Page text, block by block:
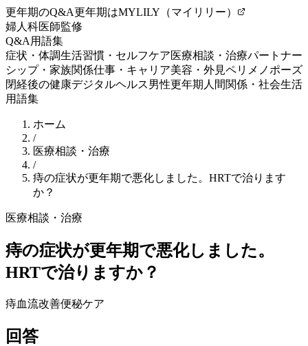
更年期のQ&A更年期はMYLILY（マイリリー）
婦人科医師監修
Q&A 用語集
症状・体調生活習慣・セルフケア医療相談・治療パートナー
シップ・家族関係仕事・キャリア美容・外見ペリメノポーズ
閉経後の健康デジタルヘルス男性更年期 人間関係・社会生活
用語集
ホーム
/
医療相談・治療
/
痔の症状が更年期で悪化しました。HRTで治ります
か？
医療相談・治療
痔の症状が更年期で悪化しました。
HRTで治りますか？
痔血流改善便秘ケア
回答